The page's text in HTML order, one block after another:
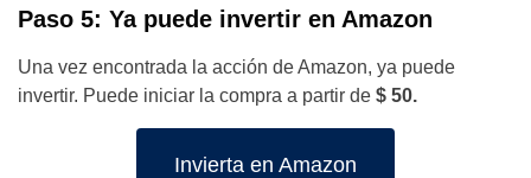
Paso 5: Ya puede invertir en Amazon
Una vez encontrada la acción de Amazon, ya puede
invertir. Puede iniciar la compra a partir de $ 50.
Invierta en Amazon